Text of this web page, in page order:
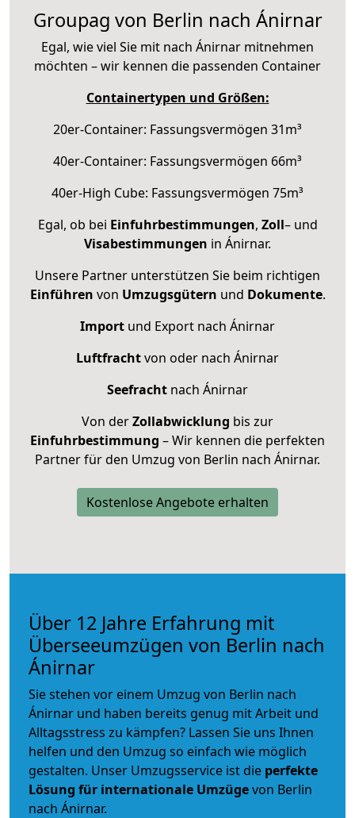
Groupag von Berlin nach Ánirnar
Egal, wie viel Sie mit nach Ánirnar mitnehmen
möchten – wir kennen die passenden Container
Containertypen und Größen:
20er-Container: Fassungsvermögen 31m³
40er-Container: Fassungsvermögen 66m³
40er-High Cube: Fassungsvermögen 75m³
Egal, ob bei Einfuhrbestimmungen, Zoll– und
Visabestimmungen in Ánirnar.
Unsere Partner unterstützen Sie beim richtigen
Einführen von Umzugsgütern und Dokumente.
Import und Export nach Ánirnar
Luftfrachtvon oder nach Ánirnar
Seefracht nach Ánirnar
Von derZollabwicklung bis zur
Einfuhrbestimmung – Wir kennen die perfekten
Partner für den Umzug von Berlin nach Ánirnar.
Kostenlose Angebote erhalten
Über 12 Jahre Erfahrung mit
Überseeumzügen von Berlin nach
Ánirnar
Sie stehen vor einem Umzug von Berlin nach
Ánirnar und haben bereits genug mit Arbeit und
Alltagsstress zu kämpfen? Lassen Sie uns Ihnen
helfen und den Umzug so einfach wie möglich
gestalten. Unser Umzugsservice ist die perfekte
Lösung für internationale Umzügevon Berlin
nach Ánirnar.